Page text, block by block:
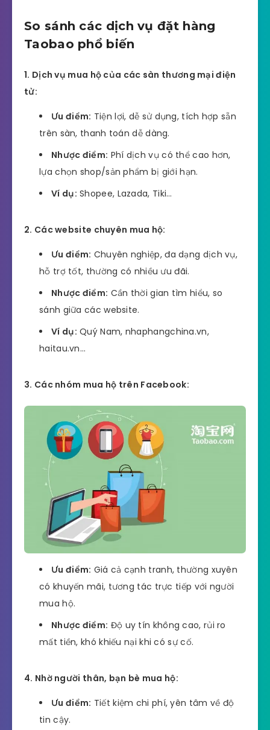
So sánh các dịch vụ đặt hàng
Taobao phổ biến
1. Dịch vụ mua hộ của các sàn thương mại điện
tử:
Ưu điểm: Tiện lợi, dễ sử dụng, tích hợp sẵn
trên sàn, thanh toán dễ dàng.
Nhược điểm: Phí dịch vụ có thể cao hơn,
lựa chọn shop/sản phẩm bị giới hạn.
Ví dụ: Shopee, Lazada, Tiki…
2. Các website chuyên mua hộ:
Ưu điểm: Chuyên nghiệp, đa dạng dịch vụ,
hỗ trợ tốt, thường có nhiều ưu đãi.
Nhược điểm: Cần thời gian tìm hiểu, so
sánh giữa các website.
Ví dụ: Quý Nam, nhaphangchina.vn,
haitau.vn…
3. Các nhóm mua hộ trên Facebook:
Ưu điểm: Giá cả cạnh tranh, thường xuyên
có khuyến mãi, tương tác trực tiếp với người
mua hộ.
Nhược điểm: Độ uy tín không cao, rủi ro
mất tiền, khó khiếu nại khi có sự cố.
4. Nhờ người thân, bạn bè mua hộ:
Ưu điểm: Tiết kiệm chi phí, yên tâm về độ
tin cậy.